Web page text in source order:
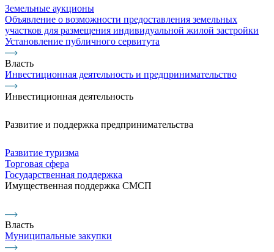
Земельные аукционы
Объявление о возможности предоставления земельных
участков для размещения индивидуальной жилой застройки
Установление публичного сервитута
Власть
Инвестиционная деятельность и предпринимательство
Инвестиционная деятельность
Развитие и поддержка предпринимательства
Развитие туризма
Торговая сфера
Государственная поддержка
Имущественная поддержка СМСП
Власть
Муниципальные закупки